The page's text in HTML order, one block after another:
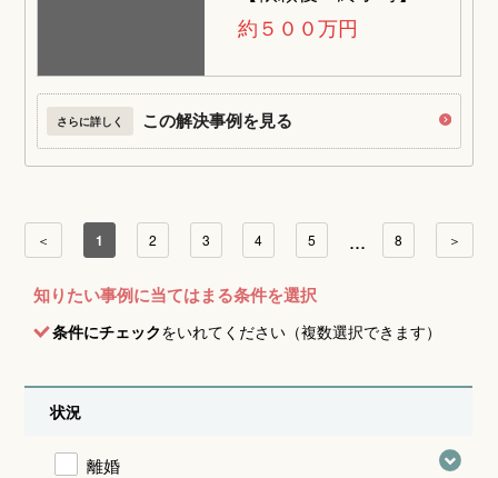
約５００万円
さらに詳しく この解決事例を見る
＜ 1 2 3 4 5 ... 8 ＞
知りたい事例に当てはまる条件を選択
条件にチェックをいれてください（複数選択できます）
状況
離婚